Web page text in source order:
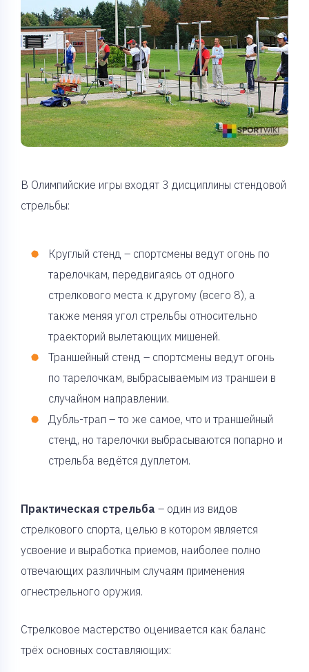
В Олимпийские игры входят 3 дисциплины стендовой
стрельбы:
Круглый стенд – спортсмены ведут огонь по
тарелочкам, передвигаясь от одного
стрелкового места к другому (всего 8), а
также меняя угол стрельбы относительно
траекторий вылетающих мишеней.
Траншейный стенд – спортсмены ведут огонь
по тарелочкам, выбрасываемым из траншеи в
случайном направлении.
Дубль-трап – то же самое, что и траншейный
стенд, но тарелочки выбрасываются попарно и
стрельба ведётся дуплетом.
Практическая стрельба – один из видов
стрелкового спорта, целью в котором является
усвоение и выработка приемов, наиболее полно
отвечающих различным случаям применения
огнестрельного оружия.
Стрелковое мастерство оценивается как баланс
трёх основных составляющих: